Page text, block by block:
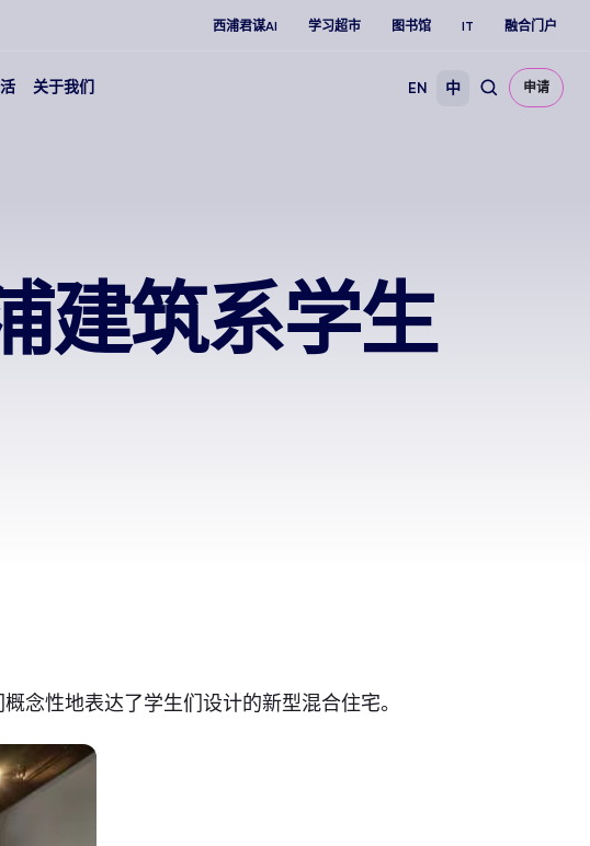
西浦君谋AI 学习超市 图书馆 IT 融合门户
关于我们 EN 中 申请
建筑系学生
念性地表达了学生们设计的新型混合住宅。